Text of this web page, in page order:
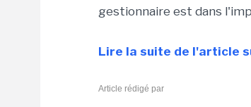
gestionnaire est dans
Lire la suite de l'article
Article rédigé par